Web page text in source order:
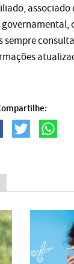
associado
sempre